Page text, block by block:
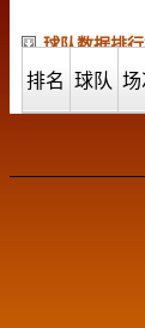
球队数据排
排名 球队 场